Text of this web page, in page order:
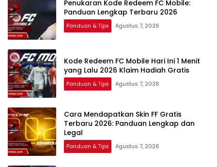
Penukaran Kode Redeem FC Mobile:
Panduan Lengkap Terbaru 2026
Panduan & Tips Agustus 7, 2026
Kode Redeem FC Mobile Hari Ini 1 Menit
yang Lalu 2026 Klaim Hadiah Gratis
Panduan & Tips Agustus 7, 2026
Cara Mendapatkan Skin FF Gratis
Terbaru 2026: Panduan Lengkap dan
Legal
Panduan & Tips Agustus 7, 2026